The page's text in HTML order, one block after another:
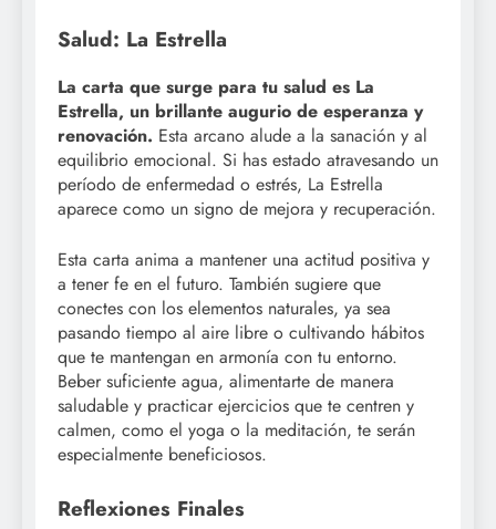
Salud: La Estrella
La carta que surge para tu salud es La
Estrella, un brillante augurio de esperanza y
renovación. Esta arcano alude a la sanación y al
equilibrio emocional. Si has estado atravesando un
período de enfermedad o estrés, La Estrella
aparece como un signo de mejora y recuperación.
Esta carta anima a mantener una actitud positiva y
a tener fe en el futuro. También sugiere que
conectes con los elementos naturales, ya sea
pasando tiempo al aire libre o cultivando hábitos
que te mantengan en armonía con tu entorno.
Beber suficiente agua, alimentarte de manera
saludable y practicar ejercicios que te centren y
calmen, como el yoga o la meditación, te serán
especialmente beneficiosos.
Reflexiones Finales